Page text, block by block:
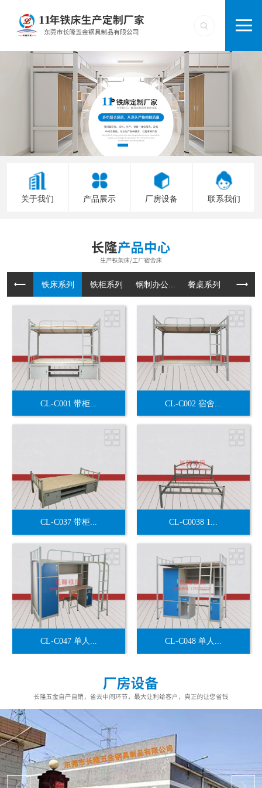
关于我们 产品展示 厂房设备 联系我们
铁床系列 铁柜系列 钢制办公... 餐桌系列 货架
CL-C001 带柜... CL-C002 宿舍...
CL-C037 带柜... CL-C0038 1...
CL-C047 单人... CL-C048 单人...